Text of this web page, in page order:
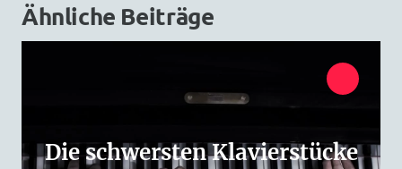
Ähnliche Beiträge
Die schwersten Klavierstücke